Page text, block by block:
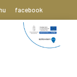
facebook